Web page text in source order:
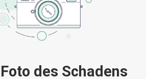
des Schadens